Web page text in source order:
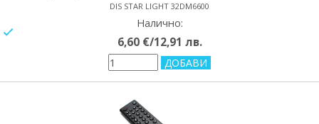
DIS STAR LIGHT 32DM6600
Налично:
6,60 €/12,91 лв.